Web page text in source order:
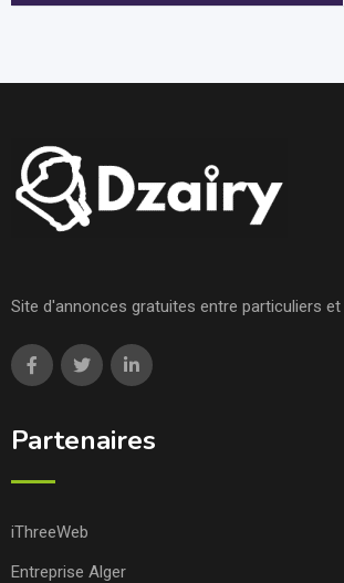
Site d'annonces gratuites entre particuliers
Partenaires
iThreeWeb
Entreprise Alger